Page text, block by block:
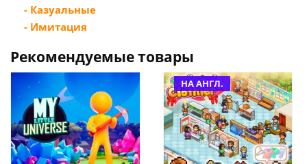
- Казуальные
- Имитация
Рекомендуемые товары
НА АНГЛ.